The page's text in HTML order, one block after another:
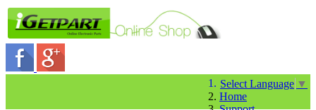
Select Language ▼
Home